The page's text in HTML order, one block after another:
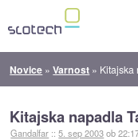
Novice »Varnost » Kitajska
Kitajska napadla
Gandalfar ::5. sep 2003ob